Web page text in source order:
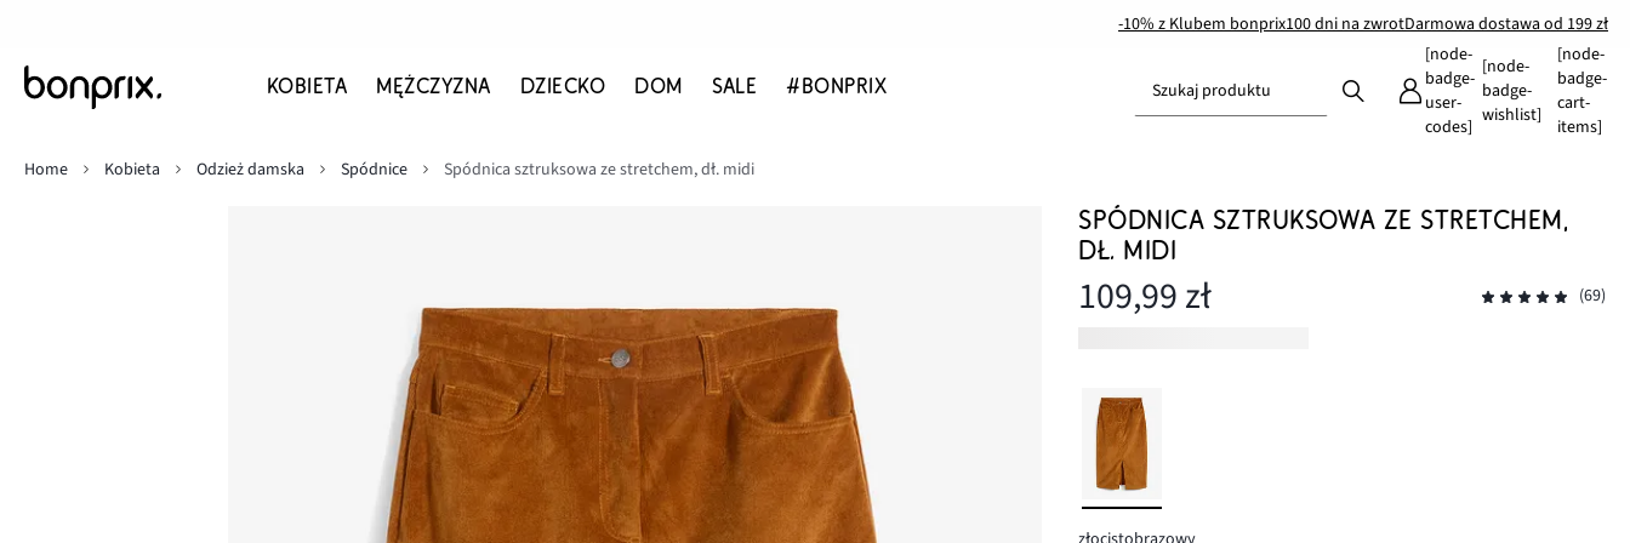
-10% z Klubem bonprix100 dni na zwrotDarmowa dostawa od 199 zł
KOBIETA MĘŻCZYZNA DZIECKO DOM SALE #BONPRIX Szukaj produktu
[node-
badge-
user-
codes]
[node-
badge-
wishlist]
[node-
badge-
cart-
items]
Home
Kobieta Odzież damska Spódnice Spódnica sztruksowa ze stretchem, dł. midi
SPÓDNICA SZTRUKSOWA ZE STRETCHEM,
DŁ. MIDI
109,99 zł (69)